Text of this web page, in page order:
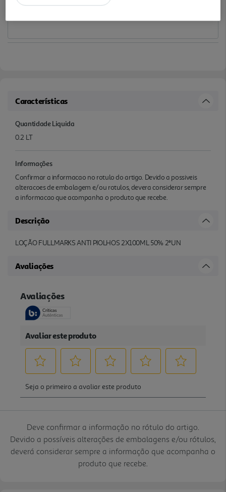
Características
Quantidade Liquida
0.2 LT
Informações
Confirmar a informacao no rotulo do artigo. Devido a possiveis
alteracoes de embalagem e/ou rotulos, devera considerar sempre
a informacao que acompanha o produto que recebe.
Descrição
LOÇÃO FULLMARKS ANTI PIOLHOS 2X100ML 50% 2ªUN
Avaliações
Deve confirmar a informação no rótulo do artigo.
Devido a possíveis alterações de embalagens e/ou rótulos,
deverá considerar sempre a informação que acompanha o
produto que recebe.